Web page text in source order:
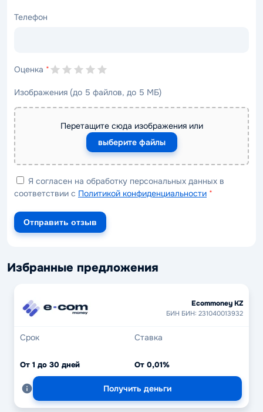
Телефон
Оценка *
Изображения (до 5 файлов, до 5 МБ)
Перетащите сюда изображения или
выберите файлы
Я согласен на обработку персональных данных в
соответствии с Политикой конфиденциальности *
Отправить отзыв
Избранные предложения
Ecommoney KZ
БИН БИН: 231040013932
Срок
От 1 до 30 дней
Ставка
От 0,01%
Получить деньги